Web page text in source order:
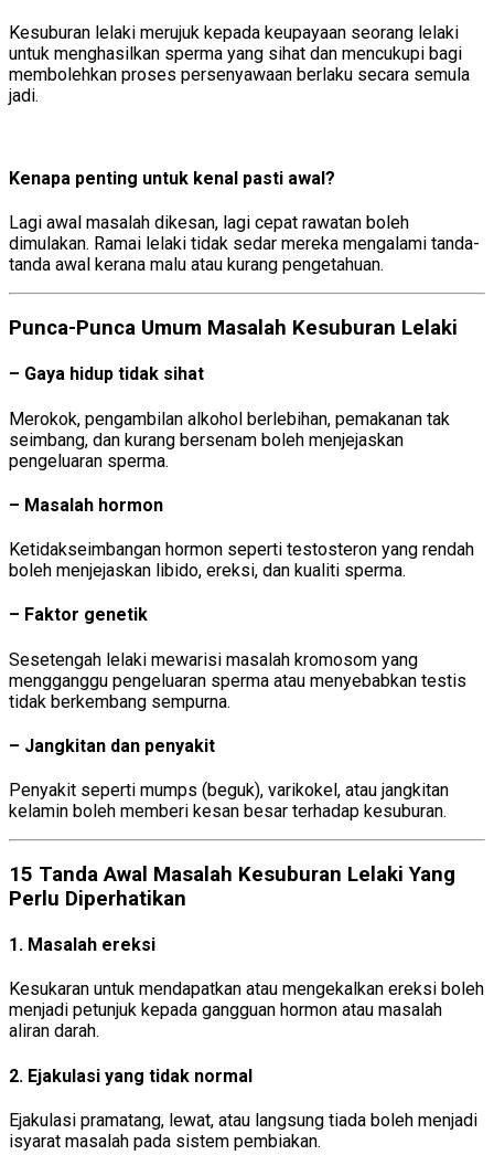
Kesuburan lelaki merujuk kepada keupayaan seorang lelaki
untuk menghasilkan sperma yang sihat dan mencukupi bagi
membolehkan proses persenyawaan berlaku secara semula
jadi.
Kenapa penting untuk kenal pasti awal?
Lagi awal masalah dikesan, lagi cepat rawatan boleh
dimulakan. Ramai lelaki tidak sedar mereka mengalami tanda-
tanda awal kerana malu atau kurang pengetahuan.
Punca-Punca Umum Masalah Kesuburan Lelaki
– Gaya hidup tidak sihat
Merokok, pengambilan alkohol berlebihan, pemakanan tak
seimbang, dan kurang bersenam boleh menjejaskan
pengeluaran sperma.
– Masalah hormon
Ketidakseimbangan hormon seperti testosteron yang rendah
boleh menjejaskan libido, ereksi, dan kualiti sperma.
– Faktor genetik
Sesetengah lelaki mewarisi masalah kromosom yang
mengganggu pengeluaran sperma atau menyebabkan testis
tidak berkembang sempurna.
– Jangkitan dan penyakit
Penyakit seperti mumps (beguk), varikokel, atau jangkitan
kelamin boleh memberi kesan besar terhadap kesuburan.
15 Tanda Awal Masalah Kesuburan Lelaki Yang
Perlu Diperhatikan
1. Masalah ereksi
Kesukaran untuk mendapatkan atau mengekalkan ereksi boleh
menjadi petunjuk kepada gangguan hormon atau masalah
aliran darah.
2. Ejakulasi yang tidak normal
Ejakulasi pramatang, lewat, atau langsung tiada boleh menjadi
isyarat masalah pada sistem pembiakan.